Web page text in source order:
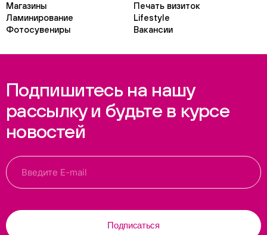
Магазины
Печать визиток
Ламинирование
Lifestyle
Фотосувениры
Вакансии
Подпишитесь на нашу
рассылку и будьте в курсе
новостей
Подписаться